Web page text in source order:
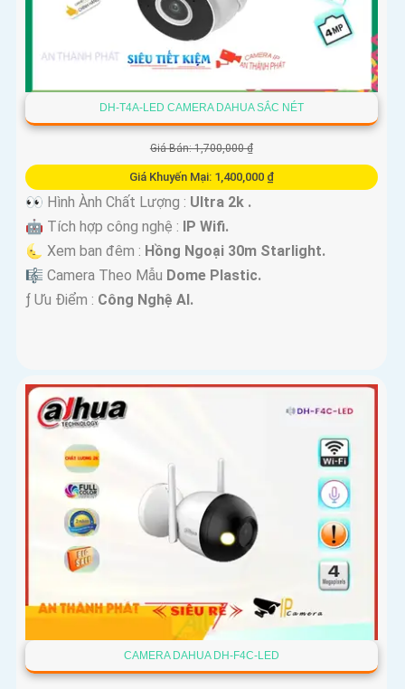
DH-T4A-LED CAMERA DAHUA SẮC NÉT
Giá Bán: 1,700,000 ₫
Giá Khuyến Mại: 1,400,000 ₫
️
👀 Hình Ành Chất Lượng : Ultra 2k .
🤖️ Tích hợp công nghệ :
IP Wifi.
🌜 Xem ban đêm : Hồng Ngoại 30m Starlight.
🎼️ Camera Theo Mẫu Dome Plastic.
️ƒ Ưu Điểm : Công Nghệ AI.
CAMERA DAHUA DH-F4C-LED